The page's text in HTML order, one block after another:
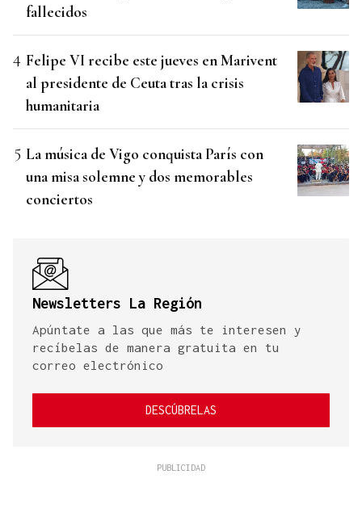
fallecidos
Felipe VI recibe este jueves en Marivent
al presidente de Ceuta tras la crisis
humanitaria
La música de Vigo conquista París con
una misa solemne y dos memorables
conciertos
Newsletters La Región
Apúntate a las que más te interesen y
recíbelas de manera gratuita en tu
correo electrónico
DESCÚBRELAS